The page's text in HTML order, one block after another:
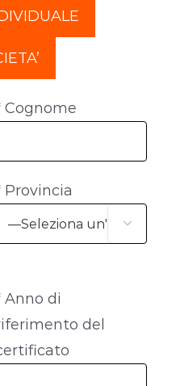
Cognome
Provincia

Anno di
del